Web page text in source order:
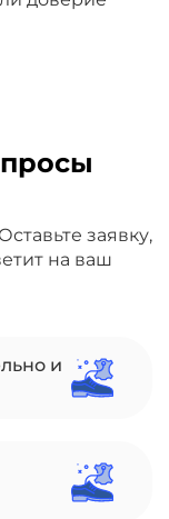
заявку,
на ваш
и